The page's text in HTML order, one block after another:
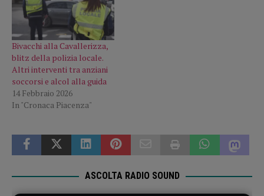
Bivacchi alla Cavallerizza,
blitz della polizia locale.
Altri interventi tra anziani
soccorsi e alcol alla guida
14 Febbraio 2026
In "Cronaca Piacenza"
ASCOLTA RADIO SOUND